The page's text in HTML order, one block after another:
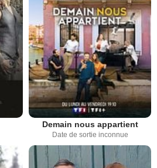
Demain nous appartient
Date de sortie inconnue